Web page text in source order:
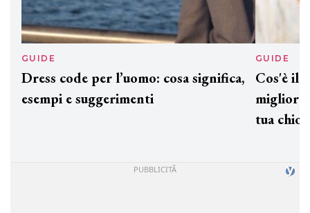
GUIDE
Dress code per l’uomo: cosa significa,
esempi e suggerimenti
GUIDE
tua